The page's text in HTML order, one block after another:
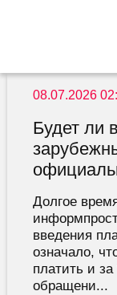
08.07.2026
Будет ли
Долгое
введения
означало,
платить и
обращени...